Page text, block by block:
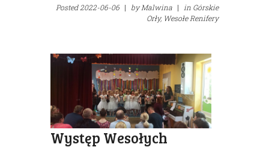
Posted2022-06-06 | byMalwina | in Górskie
Orły, Wesołe Renifery
Występ Wesołych